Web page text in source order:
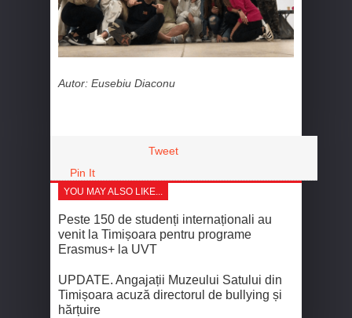
Autor: Eusebiu Diaconu
Tweet
Pin It
YOU MAY ALSO LIKE...
Peste 150 de studenți internaționali au
venit la Timișoara pentru programe
Erasmus+ la UVT
UPDATE. Angajații Muzeului Satului din
Timișoara acuză directorul de bullying și
hărțuire